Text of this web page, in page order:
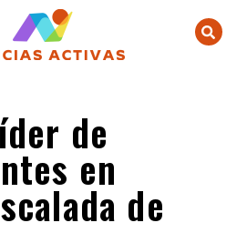
de
en
de